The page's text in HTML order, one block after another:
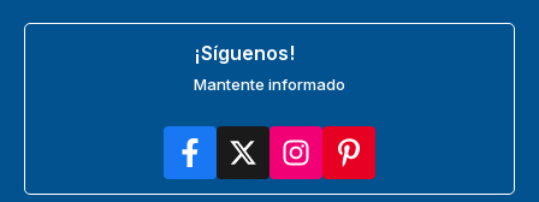
¡Síguenos!
Mantente informado